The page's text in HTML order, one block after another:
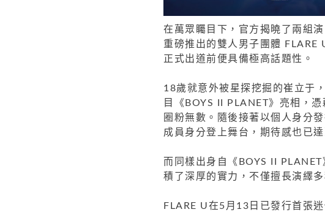
在萬眾矚目下，官方揭曉了兩組
重磅推出的雙人男子團體 FLARE
正式出道前便具備極高話題性。
18歲就意外被星探挖掘的崔立于
目《BOYS II PLANET》亮相，
圈粉無數。隨後接著以個人身分
成員身分登上舞台，期待感也已達
而同樣出身自《BOYS II
積了深厚的實力，不僅擅長演繹
FLARE U在5月13日已發行首張